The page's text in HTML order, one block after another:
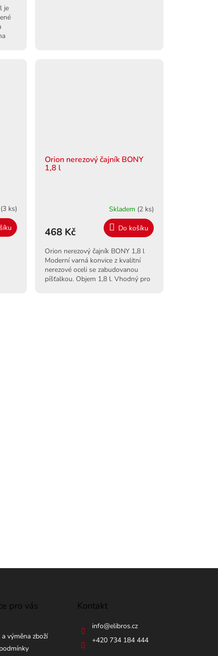
je
(3 ks)
Orion nerezový čajník BONY
1,8 l
Skladem (2 ks)
468 Kč Do košíku
Orion nerezový čajník BONY 1,8 l
Moderní varná konvice z kvalitní
nerezové oceli se zabudovanou
píšťalkou. Objem 1,8 l. Vhodný pro
pro vás
výměna zboží
Kontakt
info@elibros.cz
+420 734 184 444